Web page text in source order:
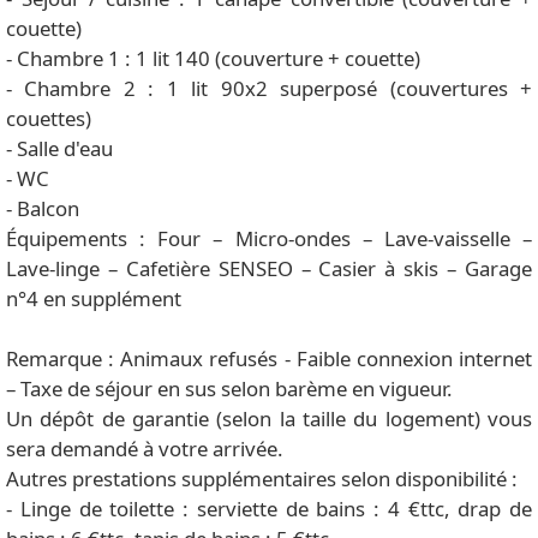
couette)
- Chambre 1 : 1 lit 140 (couverture + couette)
- Chambre 2 : 1 lit 90x2 superposé (couvertures +
couettes)
- Salle d'eau
- WC
- Balcon
Équipements : Four – Micro-ondes – Lave-vaisselle –
Lave-linge – Cafetière SENSEO – Casier à skis – Garage
n°4 en supplément
Remarque : Animaux refusés - Faible connexion internet
– Taxe de séjour en sus selon barème en vigueur.
Un dépôt de garantie (selon la taille du logement) vous
sera demandé à votre arrivée.
Autres prestations supplémentaires selon disponibilité :
- Linge de toilette : serviette de bains : 4 €ttc, drap de